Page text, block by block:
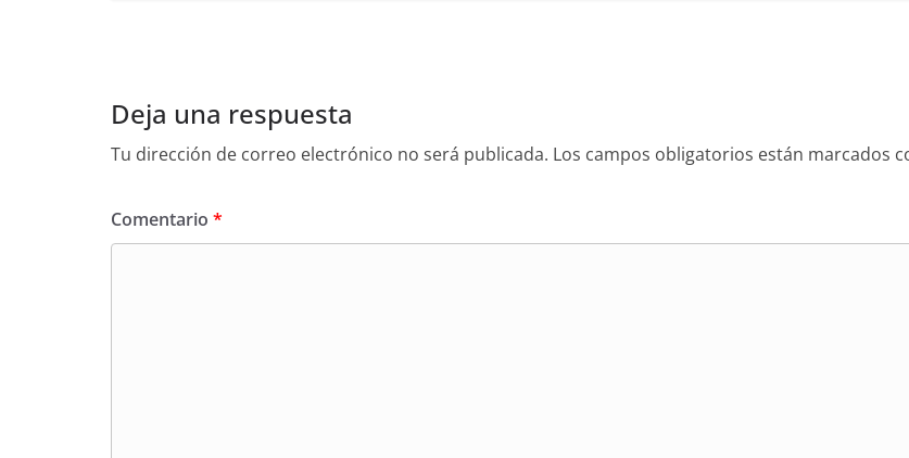
Deja una respuesta
Tu dirección de correo electrónico no será publicada. Los campos obligatorios están marcados
Comentario *